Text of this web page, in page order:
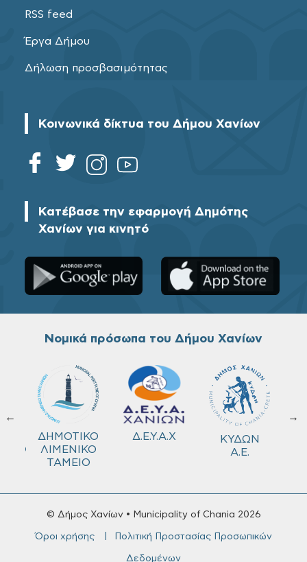
RSS feed
Έργα Δήμου
Δήλωση προσβασιμότητας
Κοινωνικά δίκτυα του Δήμου Χανίων
Κατέβασε την εφαρμογή Δημότης
Χανίων για κινητό
Νομικά πρόσωπα του Δήμου Χανίων
←
ΔΗΜΟΤΙΚΟ
ΛΙΜΕΝΙΚΟ
ΤΑΜΕΙΟ
Δ.Ε.Υ.Α.Χ
ΚΥΔΩΝ
Α.Ε.
→
© Δήμος Χανίων • Municipality of Chania 2026
Όροι χρήσης Πολιτική Προστασίας Προσωπικών
Δεδομένων